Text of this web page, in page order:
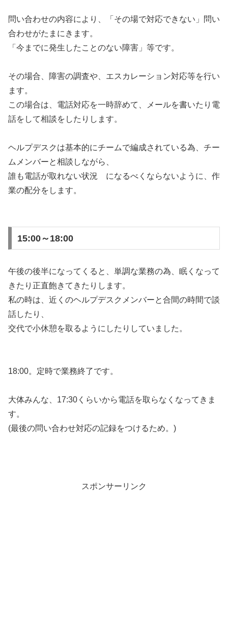
問い合わせの内容により、「その場で対応できない」問い
合わせがたまにきます。
「今までに発生したことのない障害」等です。
その場合、障害の調査や、エスカレーション対応等を行い
ます。
この場合は、電話対応を一時辞めて、メールを書いたり電
話をして相談をしたりします。
ヘルプデスクは基本的にチームで編成されている為、チー
ムメンバーと相談しながら、
誰も電話が取れない状況 になるべくならないように、作
業の配分をします。
15:00～18:00
午後の後半になってくると、単調な業務の為、眠くなって
きたり正直飽きてきたりします。
私の時は、近くのヘルプデスクメンバーと合間の時間で談
話したり、
交代で小休憩を取るようにしたりしていました。
18:00。定時で業務終了です。
大体みんな、17:30くらいから電話を取らなくなってきま
す。
(最後の問い合わせ対応の記録をつけるため。)
スポンサーリンク